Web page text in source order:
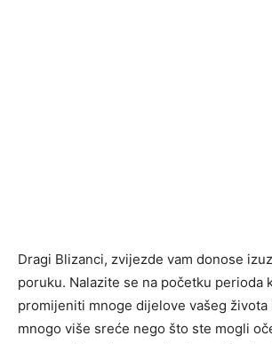
Dragi Blizanci, zvijezde vam donose
poruku. Nalazite se na početku perioda
promijeniti mnoge dijelove vašeg života
mnogo više sreće nego što ste mogli